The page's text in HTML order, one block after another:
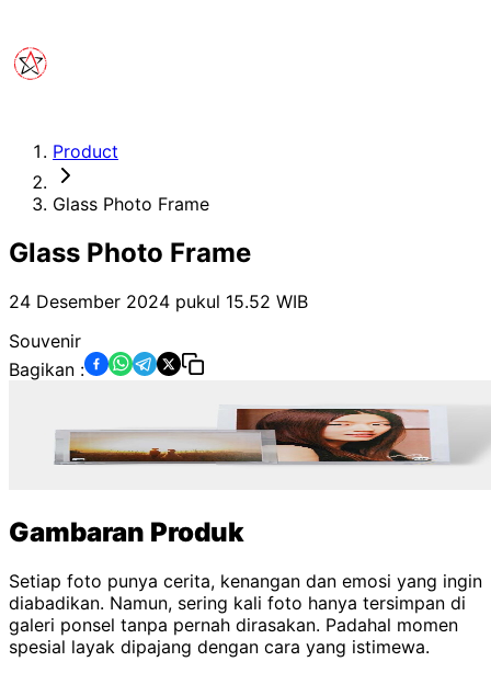
Product
Glass Photo Frame
Glass Photo Frame
24 Desember 2024 pukul 15.52 WIB
Souvenir
Bagikan :
Gambaran Produk
Setiap foto punya cerita, kenangan dan emosi yang ingin
diabadikan. Namun, sering kali foto hanya tersimpan di
galeri ponsel tanpa pernah dirasakan. Padahal momen
spesial layak dipajang dengan cara yang istimewa.